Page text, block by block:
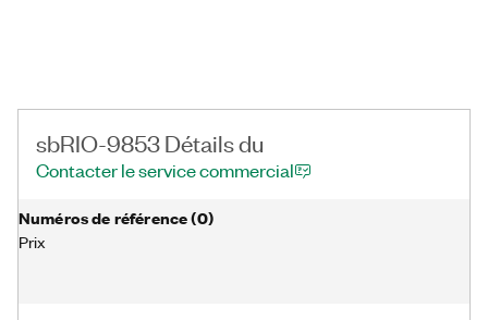
sbRIO-9853 Détails du
Contacter le service commercial
Numéros de référence(0)
Prix